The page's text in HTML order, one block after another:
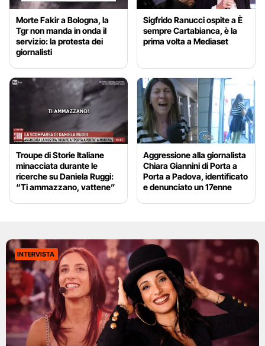
Morte Fakir a Bologna, la
Tgr non manda in onda il
servizio: la protesta dei
giornalisti
Sigfrido Ranucci ospite a È
sempre Cartabianca, è la
prima volta a Mediaset
Troupe di Storie Italiane
minacciata durante le
ricerche su Daniela Ruggi:
“Ti ammazzano, vattene”
Aggressione alla giornalista
Chiara Giannini di Porta a
Porta a Padova, identificato
e denunciato un 17enne
INTERVISTA